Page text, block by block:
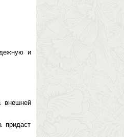
и
внешней
придаст